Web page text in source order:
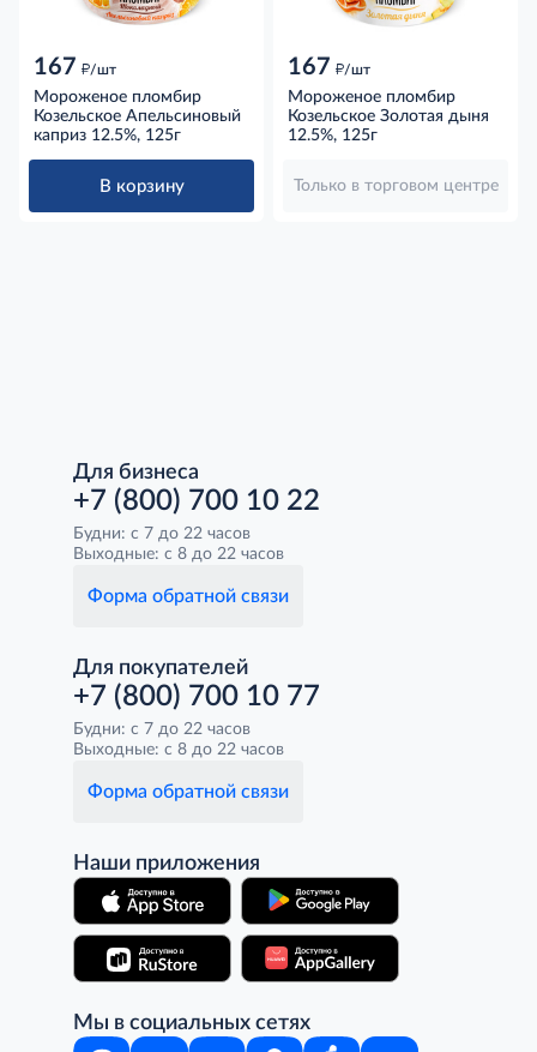
167 д/шт
Мороженое пломбир
Козельское Апельсиновый
каприз 12.5%, 125г
В корзину
167 д/шт
Мороженое пломбир
Козельское Золотая дыня
12.5%, 125г
Только в торговом центре
Для бизнеса
+7 (800) 700 10 22
Будни: с 7 до 22 часов
Выходные: с 8 до 22 часов
Форма обратной связи
Для покупателей
+7 (800) 700 10 77
Будни: с 7 до 22 часов
Выходные: с 8 до 22 часов
Форма обратной связи
Наши приложения
Мы в социальных сетях